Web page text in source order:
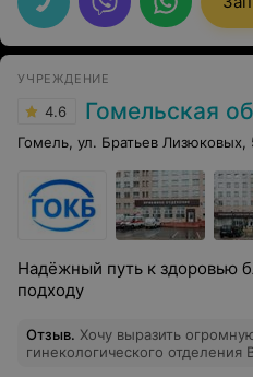
УЧРЕЖДЕНИЕ
4.6 Гомельская областная
Гомель, ул. Братьев Лизюковых,
Надёжный путь к здоровью
подходу
Отзыв. Хочу выразить
гинекологического